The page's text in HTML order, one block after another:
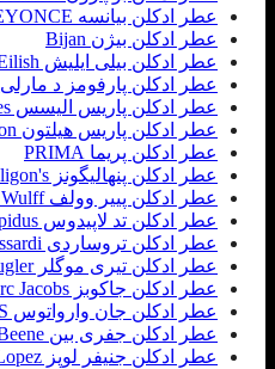
عطر ادکلن بیانسه BEYONCE
عطر ادکلن بیژن Bijan
عطر ادکلن بیلی ایلیش Billie Eilish
عطر ادکلن پارفومز د مارلی Parfums de Marly
عطر ادکلن پاریس الیسس Paris Elysees
عطر ادکلن پاریس هیلتون Paris Hilton
عطر ادکلن پریما PRIMA
عطر ادکلن پنهالیگونز Penhaligon's
عطر ادکلن پییر وولف Pierre Wulff
عطر ادکلن تد لاپیدوس Ted Lapidus
عطر ادکلن تروساردی Trussardi
عطر ادکلن تیری موگلر Thierry Mugler
عطر ادکلن جاکوبز Marc Jacobs
عطر ادکلن جان وارواتوس JOHN VARVATOS
عطر ادکلن جفری بین Geoffrey Beene
عطر ادکلن جنیفر لوپز Jennifer Lopez